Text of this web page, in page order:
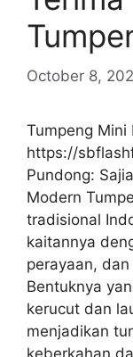
October 8,
Tumpeng
https://
Pundong:
Modern
tradisional
kaitannya
perayaan,
Bentuknya
kerucut dan
menjadikan
keberkahan